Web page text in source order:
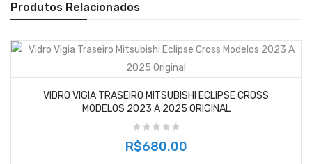
Produtos Relacionados
VIDRO VIGIA TRASEIRO MITSUBISHI ECLIPSE CROSS
MODELOS 2023 A 2025 ORIGINAL
R$680,00